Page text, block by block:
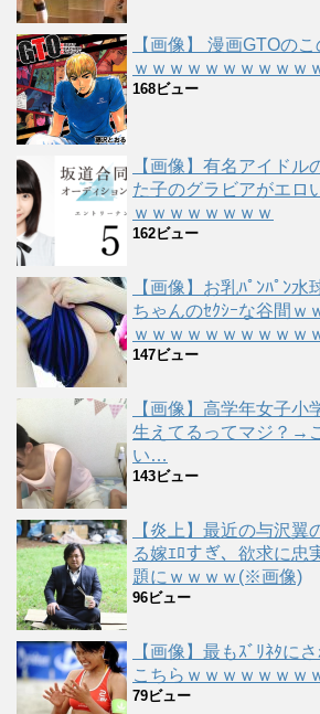
【画像】 漫画GTOの
ｗｗｗｗｗｗｗｗｗｗ
168ビュー
【画像】有名アイドル
た子のグラビアがエロ
ｗｗｗｗｗｗｗｗ
162ビュー
【画像】お乳ﾊﾟﾝﾊﾟﾝ
ちゃんのｾｸｼｰな谷間ｗ
ｗｗｗｗｗｗｗｗｗｗ
147ビュー
【画像】高学年女子小
生えてるってマジ？→
い…
143ビュー
【炎上】最近の与沢翼
る嫁ｴﾛすぎ、欲求に忠
題にｗｗｗｗ(※画像)
96ビュー
【画像】最もｽﾞﾘﾈﾀに
こちらｗｗｗｗｗｗｗ
79ビュー